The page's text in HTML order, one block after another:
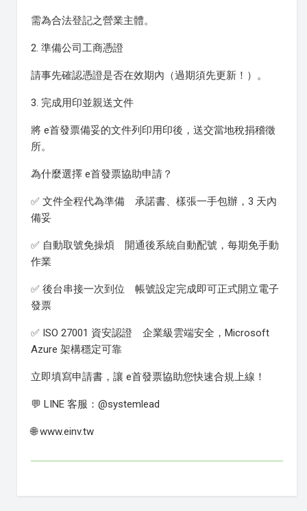
需為合法登記之營業主體。
2. 準備公司工商憑證
請事先確認憑證是否在效期內（過期須先更新！）。
3. 完成用印並親送文件
將 e首發票備妥的文件列印用印後，送交當地稅捐稽徵
所。
為什麼選擇 e首發票協助申請？
✅ 文件全程代為準備 承諾書、樣張一手包辦，3 天內
備妥
✅ 自動取號免操煩 開通後系統自動配號，每期免手動
作業
✅ 後台串接一次到位 帳號設定完成即可正式開立電子
發票
✅ ISO 27001 資安認證 企業級雲端安全，Microsoft
Azure 架構穩定可靠
立即填寫申請書，讓 e首發票協助您快速合規上線！
💬 LINE 客服：@systemlead
🌐 www.einv.tw